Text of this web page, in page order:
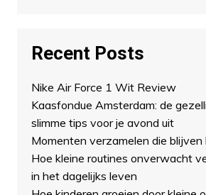
Recent Posts
Nike Air Force 1 Wit Review
Kaasfondue Amsterdam: de
slimme tips voor je avond uit
Momenten verzamelen die blijven
Hoe kleine routines onverwacht
in het dagelijks leven